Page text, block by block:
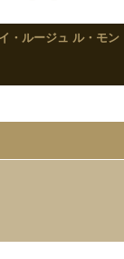
・ルージュ ル・モン